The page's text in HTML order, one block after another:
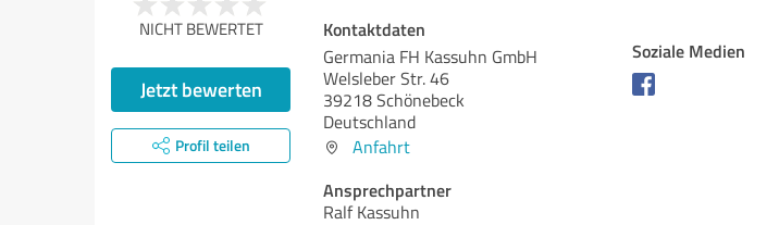
NICHT BEWERTET
Jetzt bewerten
Profil teilen
Kontaktdaten
Germania FH Kassuhn GmbH
Welsleber Str. 46
39218 Schönebeck
Deutschland
Anfahrt
Ansprechpartner
Ralf Kassuhn
Soziale Medien